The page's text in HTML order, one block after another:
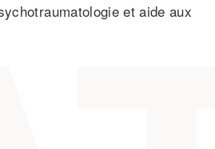
et aide aux